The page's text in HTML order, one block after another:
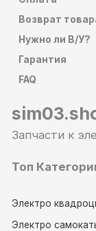
Возврат
Нужно ли В/У?
Гарантия
FAQ
Запчасти к
Топ
Электро
Электро